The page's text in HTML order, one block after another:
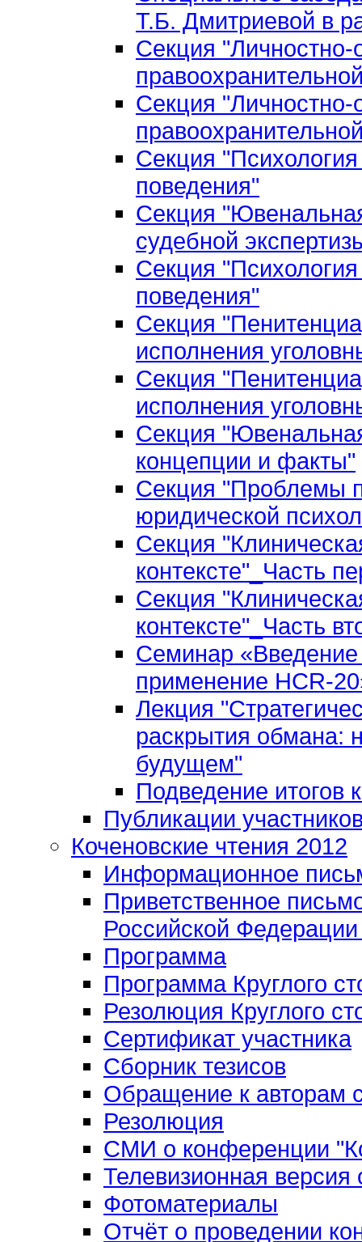
Т.Б. Дмитриевой в
Секция "Личностно-
Секция "Личностно-
Секция
поведения"
Секция
судебной
Секция
поведения"
Секция
исполнения
Секция
исполнения
Секция
концепции и факты"
Секция "Проблемы
юридической
Секция
контексте"_Часть
Секция
контексте"_Часть
Семинар «Введение
применение HCR-
Лекция
раскрытия обмана:
будущем"
Подведение итогов
Публикации
Коченовские чтения 2012
Информационное
Приветственное
Российской
Программа
Программа Круглого
Резолюция Круглого
Сертификат участника
Сборник тезисов
Обращение к авторам
Резолюция
СМИ о конференции
Телевизионная
Фотоматериалы
Отчёт о проведении